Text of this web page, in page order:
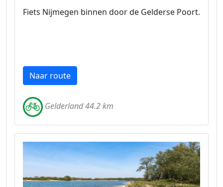
Fiets Nijmegen binnen door de Gelderse Poort.
Naar route
Gelderland 44.2 km